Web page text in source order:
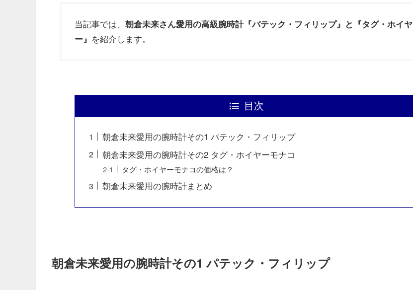
当記事では、 朝倉未来さん愛用の高級腕時計『パテック・フィリップ』と『タグ・ホイヤ
ー』 を紹介します。
目次
朝倉未来愛用の腕時計その1 パテック・フィリップ
朝倉未来愛用の腕時計その2 タグ・ホイヤーモナコ
タグ・ホイヤーモナコの価格は？
朝倉未来愛用の腕時計まとめ
朝倉未来愛用の腕時計その1 パテック・フィリップ